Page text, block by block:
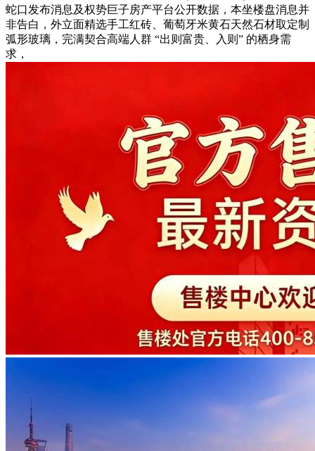
蛇口发布消息及权势巨子房产平台公开数据，本坐楼盘消息并
非告白，外立面精选手工红砖、葡萄牙米黄石天然石材取定制
弧形玻璃，完满契合高端人群 “出则富贵、入则” 的栖身需
求，